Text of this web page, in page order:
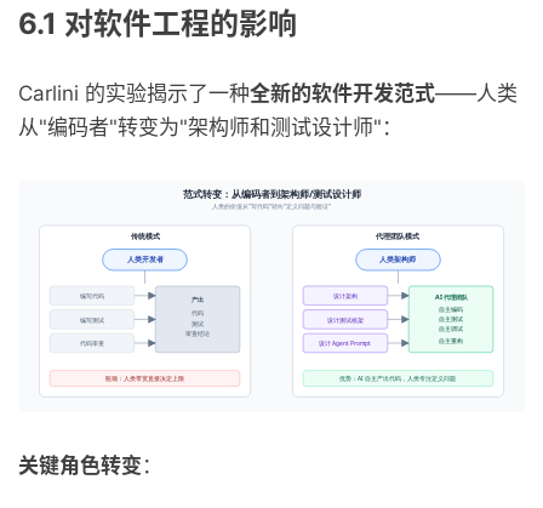
6.1 对软件工程的影响
Carlini 的实验揭示了一种全新的软件开发范式——人类
从"编码者"转变为"架构师和测试设计师"：
关键角色转变 ：